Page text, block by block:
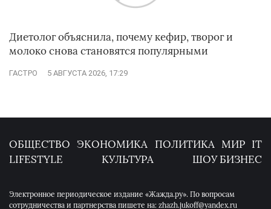
Диетолог объяснила, почему кефир, творог и
молоко снова становятся популярными
ГАСТРО 5 АВГУСТА 2026, 17:29
ОБЩЕСТВО ЭКОНОМИКА ПОЛИТИКА МИР IT
LIFESTYLE
КУЛЬТУРА ШОУ БИЗНЕС
Электронное периодическое издание «Жажда.ру». По вопросам
сотрудничества и партнерства пишете на: zhazh.jukoff@yandex.ru